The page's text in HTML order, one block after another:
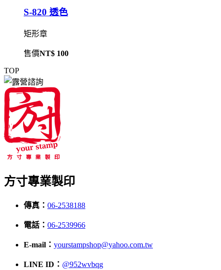
S-820 透色
矩形章
售價NT$ 100
TOP
方寸專業製印
傳真： 06-2538188
電話： 06-2539966
E-mail： yourstampshop@yahoo.com.tw
LINE ID： @952wvbqg